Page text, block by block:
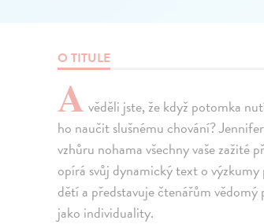
O TITULE
A věděli jste, že když potomka
ho naučit slušnému chování?
vzhůru nohama všechny vaše zažité
opírá svůj dynamický text o výzkumy
dětí a představuje čtenářům
jako individuality.